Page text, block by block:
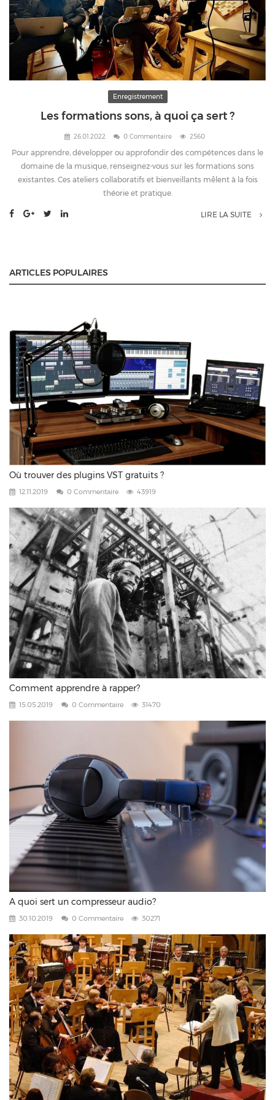
Enregistrement
Les formations sons, à quoi ça sert ?
26.01.2022 0 Commentaire 2560
Pour apprendre, développer ou approfondir des compétences dans le
domaine de la musique, renseignez-vous sur les formations sons
existantes. Ces ateliers collaboratifs et bienveillants mêlent à la fois
théorie et pratique.
LIRE LA SUITE
ARTICLES POPULAIRES
Où trouver des plugins VST gratuits ?
12.11.2019 0 Commentaire 43919
Comment apprendre à rapper?
15.05.2019 0 Commentaire 31470
A quoi sert un compresseur audio?
30.10.2019 0 Commentaire 30271